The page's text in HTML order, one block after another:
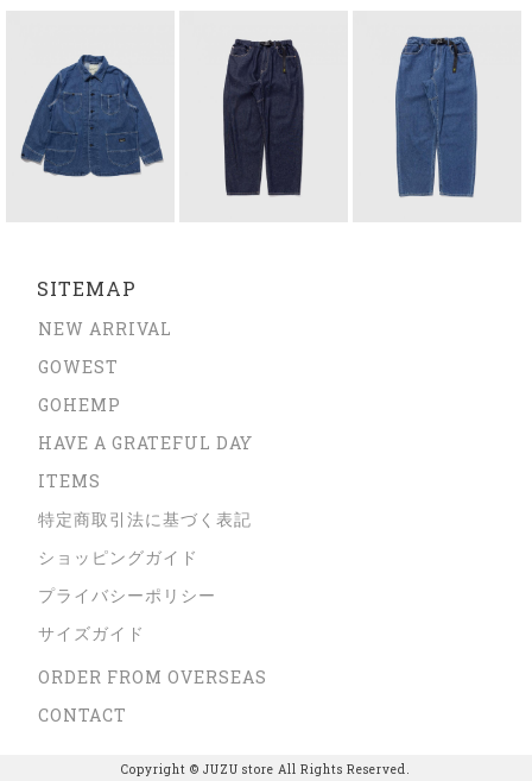
SITEMAP
NEW ARRIVAL
GOWEST
GOHEMP
HAVE A GRATEFUL DAY
ITEMS
特定商取引法に基づく表記
ショッピングガイド
プライバシーポリシー
サイズガイド
ORDER FROM OVERSEAS
CONTACT
Copyright © JUZU store All Rights Reserved.